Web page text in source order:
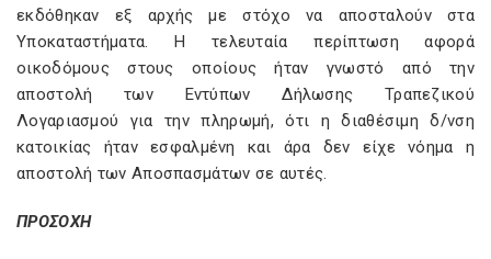
εκδόθηκαν εξ αρχής με στόχο να αποσταλούν στα
Υποκαταστήματα. Η τελευταία περίπτωση αφορά
οικοδόμους στους οποίους ήταν γνωστό από την
αποστολή των Εντύπων Δήλωσης Τραπεζικού
Λογαριασμού για την πληρωμή, ότι η διαθέσιμη δ/νση
κατοικίας ήταν εσφαλμένη και άρα δεν είχε νόημα η
αποστολή των Αποσπασμάτων σε αυτές.
ΠΡΟΣΟΧΗ